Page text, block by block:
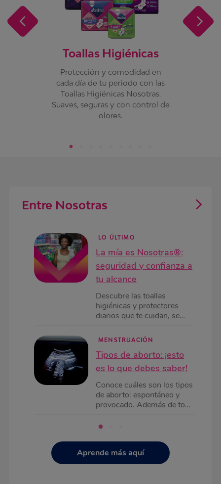
Toallas Higiénicas
Protección y comodidad en
cada día de tu periodo con las
Toallas Higiénicas Nosotras.
Suaves, seguras y con control de
olores.
Entre Nosotras
LO ÚLTIMO
La mía es Nosotras®:
seguridad y confianza a
tu alcance
Descubre las toallas
higiénicas y protectores
diarios que te cuidan, se
a tu alcance.
MENSTRUACIÓN
Tipos de aborto: ¡esto
es lo que debes saber!
Conoce cuáles son los tipos
de aborto: espontáneo y
provocado. Además de todo
aborto, cuándo debe
Aprende más aquí